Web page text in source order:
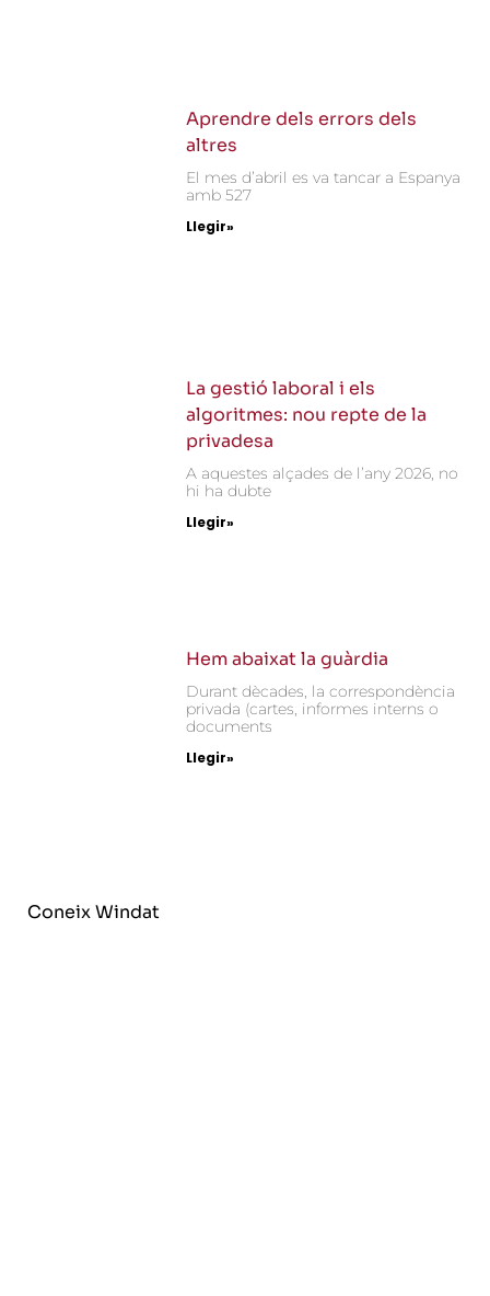
Aprendre dels errors dels
altres
El mes d’abril es va tancar a Espanya
amb 527
Llegir»
La gestió laboral i els
algoritmes: nou repte de la
privadesa
A aquestes alçades de l’any 2026, no
hi ha dubte
Llegir»
Hem abaixat la guàrdia
Durant dècades, la correspondència
privada (cartes, informes interns o
documents
Llegir»
Coneix Windat